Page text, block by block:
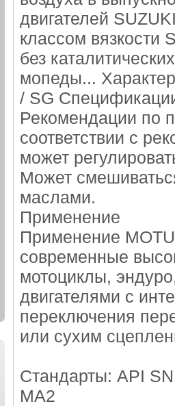
двигателей
классом вязкости
без
мопеды...
/ SG
Рекомендации по
соответствии с
может
Может
маслами.
Применение
Применение
cовременные
мотоциклы,
двигателями с
переключения
или сухим
Стандарты: API
MA2